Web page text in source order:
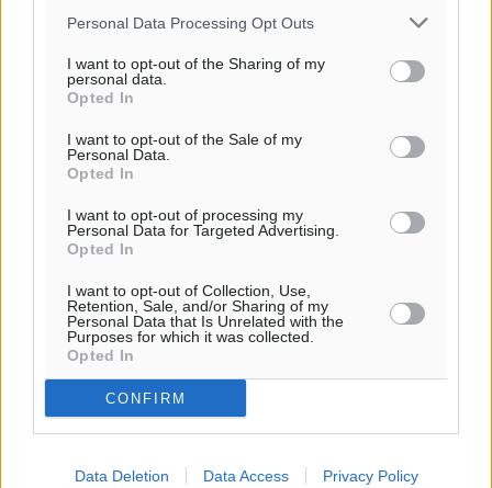
Personal Data Processing Opt Outs
I want to opt-out of the Sharing of my
personal data.
Opted In
I want to opt-out of the Sale of my
Personal Data.
Opted In
I want to opt-out of processing my
Personal Data for Targeted Advertising.
Opted In
I want to opt-out of Collection, Use,
Retention, Sale, and/or Sharing of my
Personal Data that Is Unrelated with the
Purposes for which it was collected.
Opted In
CONFIRM
Data Deletion Data Access Privacy Policy